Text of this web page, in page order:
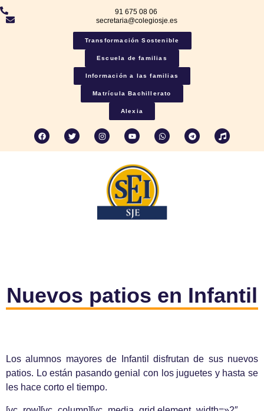
91 675 08 06
secretaria@colegiosje.es
Transformación Sostenible
Escuela de familias
Información a las familias
Matrícula Bachillerato
Alexia
Nuevos patios en Infantil
Los alumnos mayores de Infantil disfrutan de sus nuevos
patios. Lo están pasando genial con los juguetes y hasta se
les hace corto el tiempo.